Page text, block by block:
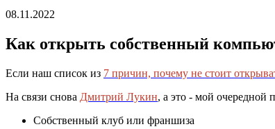
08.11.2022
Как открыть собственный
Если наш список из 7 причин, почему не стоит
На связи снова Дмитрий Лукин, а это - мой очередной
Собственный клуб или франшиза